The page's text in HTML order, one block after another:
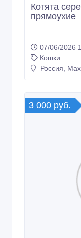
Котята
прямоухие
07/06/2026
Кошки
Россия,
3 000 руб.